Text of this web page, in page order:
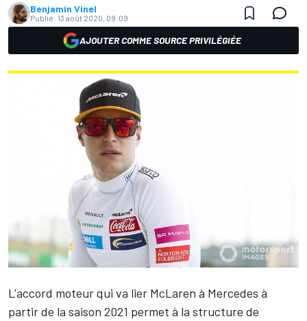
Benjamin Vinel
Publié: 13 août 2020, 09:09
AJOUTER COMME SOURCE PRIVILÉGIÉE
L'accord moteur qui va lier McLaren à Mercedes à
partir de la saison 2021 permet à la structure de